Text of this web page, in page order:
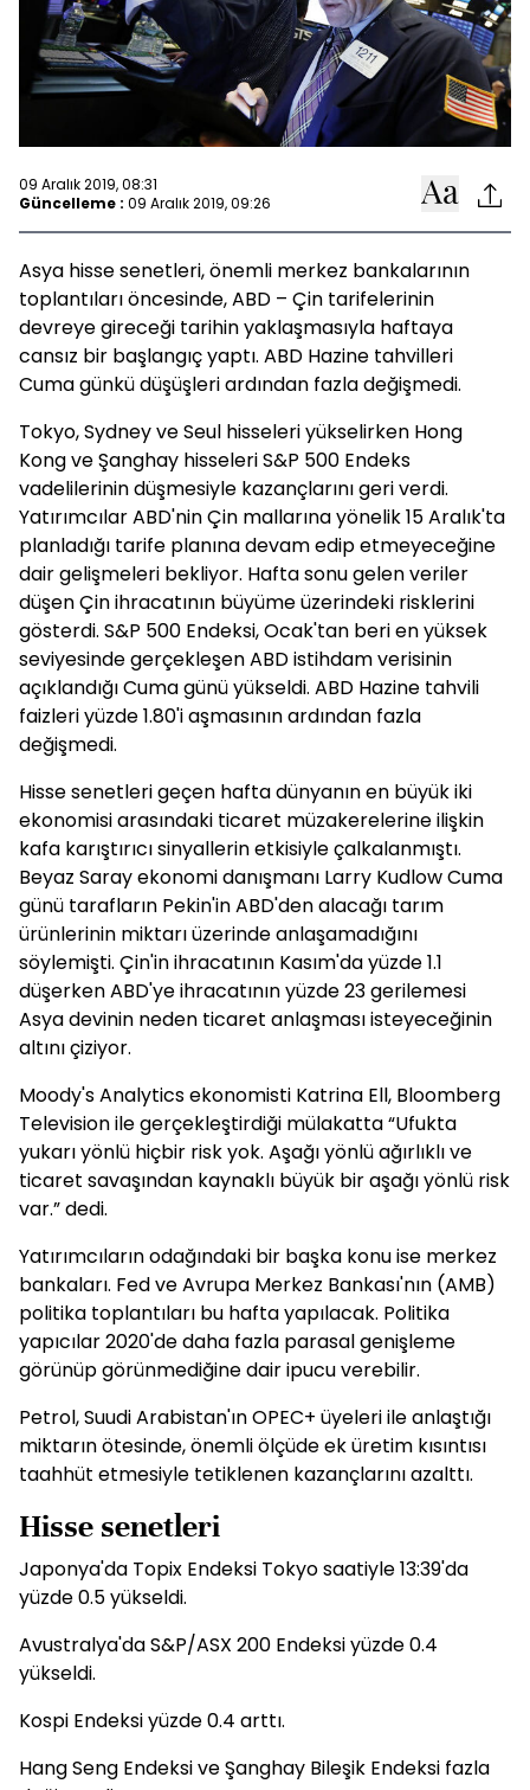
09 Aralık 2019, 08:31
Güncelleme : 09 Aralık 2019, 09:26
Asya hisse senetleri, önemli merkez bankalarının
toplantıları öncesinde, ABD – Çin tarifelerinin
devreye gireceği tarihin yaklaşmasıyla haftaya
cansız bir başlangıç yaptı. ABD Hazine tahvilleri
Cuma günkü düşüşleri ardından fazla değişmedi.
Tokyo, Sydney ve Seul hisseleri yükselirken Hong
Kong ve Şanghay hisseleri S&P 500 Endeks
vadelilerinin düşmesiyle kazançlarını geri verdi.
Yatırımcılar ABD'nin Çin mallarına yönelik 15 Aralık'ta
planladığı tarife planına devam edip etmeyeceğine
dair gelişmeleri bekliyor. Hafta sonu gelen veriler
düşen Çin ihracatının büyüme üzerindeki risklerini
gösterdi. S&P 500 Endeksi, Ocak'tan beri en yüksek
seviyesinde gerçekleşen ABD istihdam verisinin
açıklandığı Cuma günü yükseldi. ABD Hazine tahvili
faizleri yüzde 1.80'i aşmasının ardından fazla
değişmedi.
Hisse senetleri geçen hafta dünyanın en büyük iki
ekonomisi arasındaki ticaret müzakerelerine ilişkin
kafa karıştırıcı sinyallerin etkisiyle çalkalanmıştı.
Beyaz Saray ekonomi danışmanı Larry Kudlow Cuma
günü tarafların Pekin'in ABD'den alacağı tarım
ürünlerinin miktarı üzerinde anlaşamadığını
söylemişti. Çin'in ihracatının Kasım'da yüzde 1.1
düşerken ABD'ye ihracatının yüzde 23 gerilemesi
Asya devinin neden ticaret anlaşması isteyeceğinin
altını çiziyor.
Moody's Analytics ekonomisti Katrina Ell, Bloomberg
Television ile gerçekleştirdiği mülakatta “Ufukta
yukarı yönlü hiçbir risk yok. Aşağı yönlü ağırlıklı ve
ticaret savaşından kaynaklı büyük bir aşağı yönlü risk
var.” dedi.
Yatırımcıların odağındaki bir başka konu ise merkez
bankaları. Fed ve Avrupa Merkez Bankası'nın (AMB)
politika toplantıları bu hafta yapılacak. Politika
yapıcılar 2020'de daha fazla parasal genişleme
görünüp görünmediğine dair ipucu verebilir.
Petrol, Suudi Arabistan'ın OPEC+ üyeleri ile anlaştığı
miktarın ötesinde, önemli ölçüde ek üretim kısıntısı
taahhüt etmesiyle tetiklenen kazançlarını azalttı.
Hisse senetleri
Japonya'da Topix Endeksi Tokyo saatiyle 13:39'da
yüzde 0.5 yükseldi.
Avustralya'da S&P/ASX 200 Endeksi yüzde 0.4
yükseldi.
Kospi Endeksi yüzde 0.4 arttı.
Hang Seng Endeksi ve Şanghay Bileşik Endeksi fazla